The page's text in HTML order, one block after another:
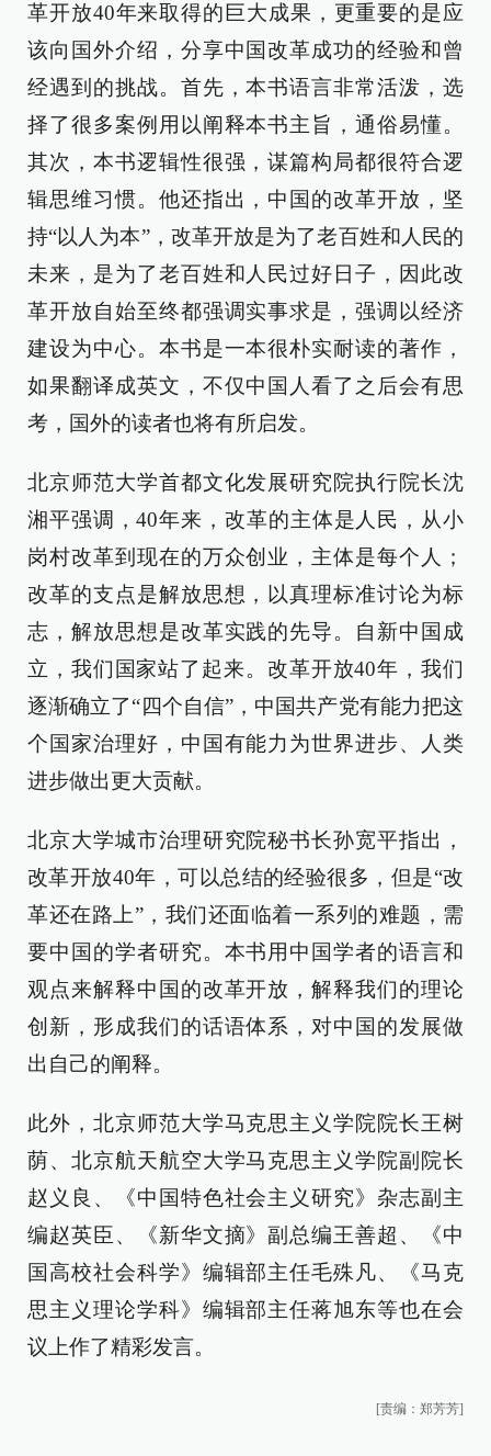
革开放40年来取得的巨大成果，更重要的是应
该向国外介绍，分享中国改革成功的经验和曾
经遇到的挑战。首先，本书语言非常活泼，选
择了很多案例用以阐释本书主旨，通俗易懂。
其次，本书逻辑性很强，谋篇构局都很符合逻
辑思维习惯。他还指出，中国的改革开放，坚
持“以人为本”，改革开放是为了老百姓和人民的
未来，是为了老百姓和人民过好日子，因此改
革开放自始至终都强调实事求是，强调以经济
建设为中心。本书是一本很朴实耐读的著作，
如果翻译成英文，不仅中国人看了之后会有思
考，国外的读者也将有所启发。
北京师范大学首都文化发展研究院执行院长沈
湘平强调，40年来，改革的主体是人民，从小
岗村改革到现在的万众创业，主体是每个人；
改革的支点是解放思想，以真理标准讨论为标
志，解放思想是改革实践的先导。自新中国成
立，我们国家站了起来。改革开放40年，我们
逐渐确立了“四个自信”，中国共产党有能力把这
个国家治理好，中国有能力为世界进步、人类
进步做出更大贡献。
北京大学城市治理研究院秘书长孙宽平指出，
改革开放40年，可以总结的经验很多，但是“改
革还在路上”，我们还面临着一系列的难题，需
要中国的学者研究。本书用中国学者的语言和
观点来解释中国的改革开放，解释我们的理论
创新，形成我们的话语体系，对中国的发展做
出自己的阐释。
此外，北京师范大学马克思主义学院院长王树
荫、北京航天航空大学马克思主义学院副院长
赵义良、《中国特色社会主义研究》杂志副主
编赵英臣、《新华文摘》副总编王善超、《中
国高校社会科学》编辑部主任毛殊凡、《马克
思主义理论学科》编辑部主任蒋旭东等也在会
议上作了精彩发言。
[责编：郑芳芳]